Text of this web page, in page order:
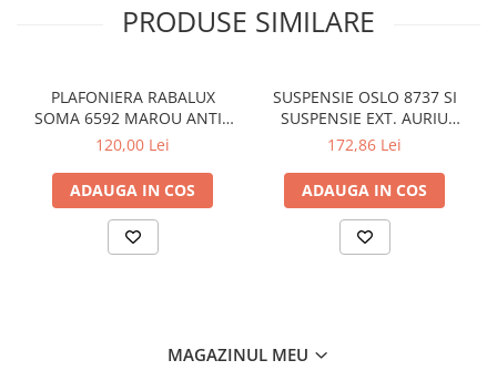
FIGURINE & PROIECTOARE LED
BEC LED SFERIC
BEC LED LUMANARE
BEC LED DIVERSE
BEC VINTAGE
BEC LED GLOB
PRODUSE SIMILARE
PLAFONIERA RABALUX
SOMA 6592 MAROU ANTIC
CREM E14 2X40W 350MM
120,00 Lei
ADAUGA IN COS
SUSPENSIE OSLO 8737 SI
SUSPENSIE EXT. AURIU
ANTIC TRANSPARENT E27
172,86 Lei
ADAUGA IN COS
MAGAZINUL MEU